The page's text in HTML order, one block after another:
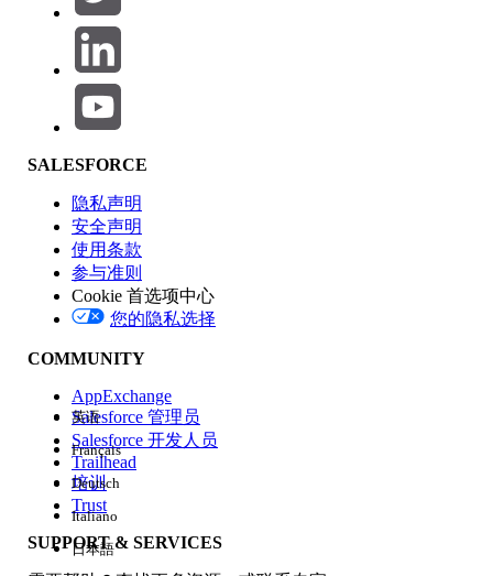
产品区域
功能影响
版本
体验
SALESFORCE
隐私声明
安全声明
使用条款
参与准则
Cookie 首选项中心
您的隐私选择
COMMUNITY
AppExchange
Salesforce 管理员
Salesforce 开发人员
Trailhead
培训
Trust
SUPPORT & SERVICES
英语
Français
Deutsch
Italiano
日本語